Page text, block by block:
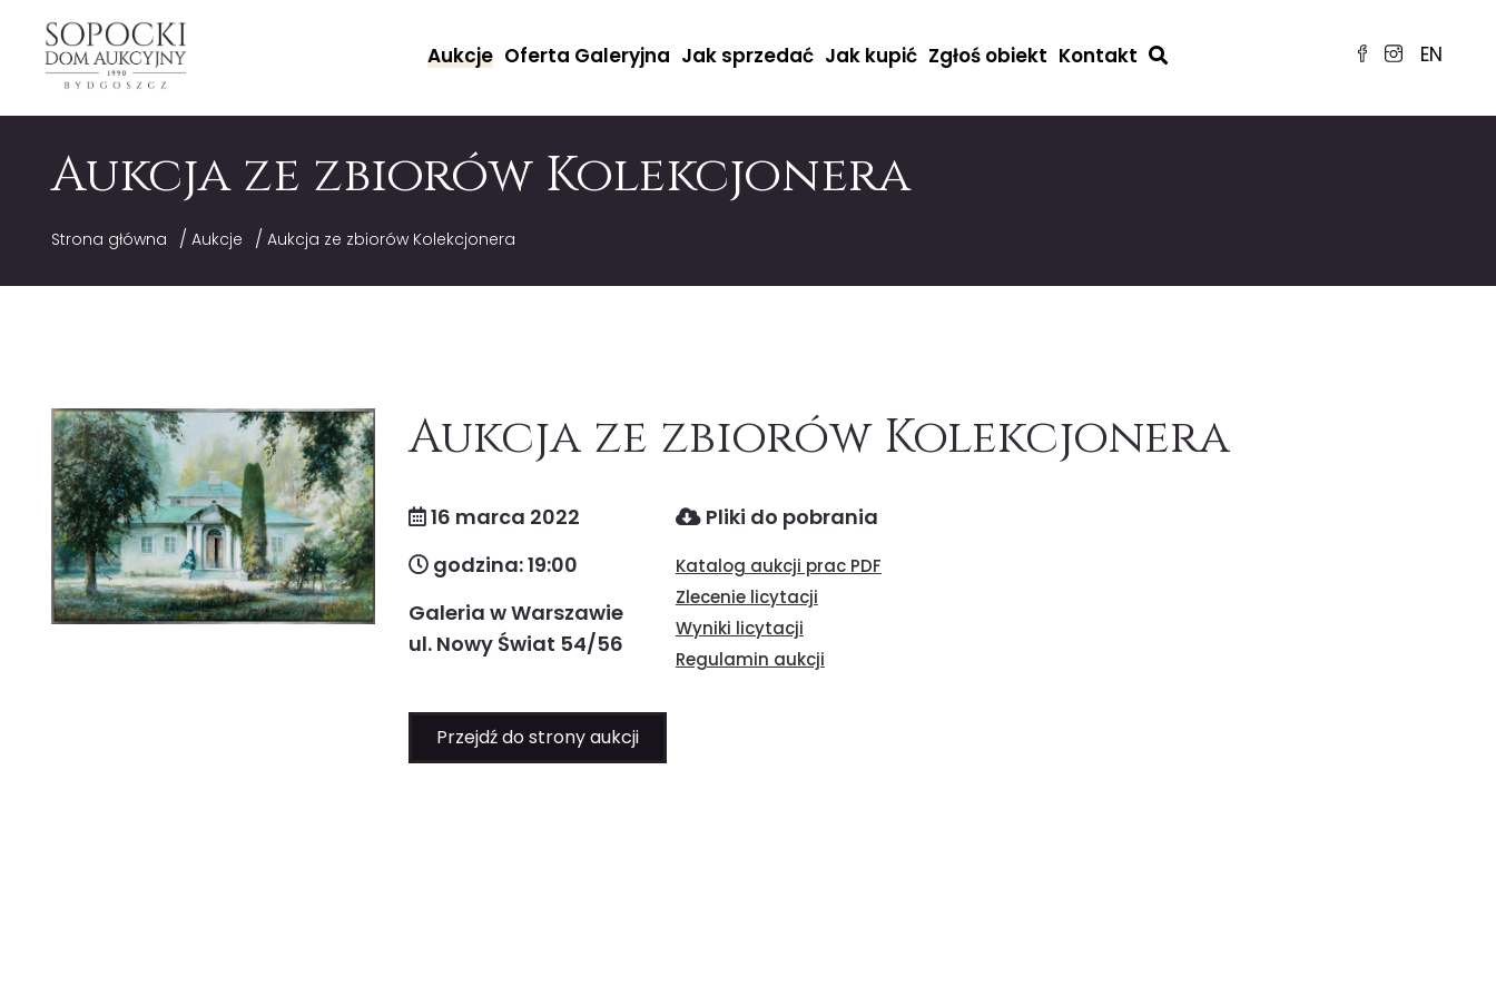
EN
Aukcje Oferta Galeryjna Jak sprzedać Jak kupić Zgłoś obiekt Kontakt
Aukcja ze zbiorów Kolekcjonera
Strona główna / Aukcje / Aukcja ze zbiorów Kolekcjonera
Aukcja ze zbiorów Kolekcjonera
16 marca 2022
godzina: 19:00
Galeria w Warszawie
ul. Nowy Świat 54/56
Przejdź do strony aukcji
Pliki do pobrania
Katalog aukcji prac PDF
Zlecenie licytacji
Wyniki licytacji
Regulamin aukcji